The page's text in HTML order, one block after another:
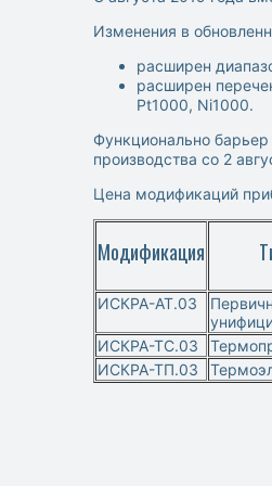
Изменения в
расширен
расширен
Pt1000, Ni1000.
Функционально
производства со 2
Цена модификаций
Модификация
ИСКРА-АТ.03
ИСКРА-ТС.03
ИСКРА-ТП.03